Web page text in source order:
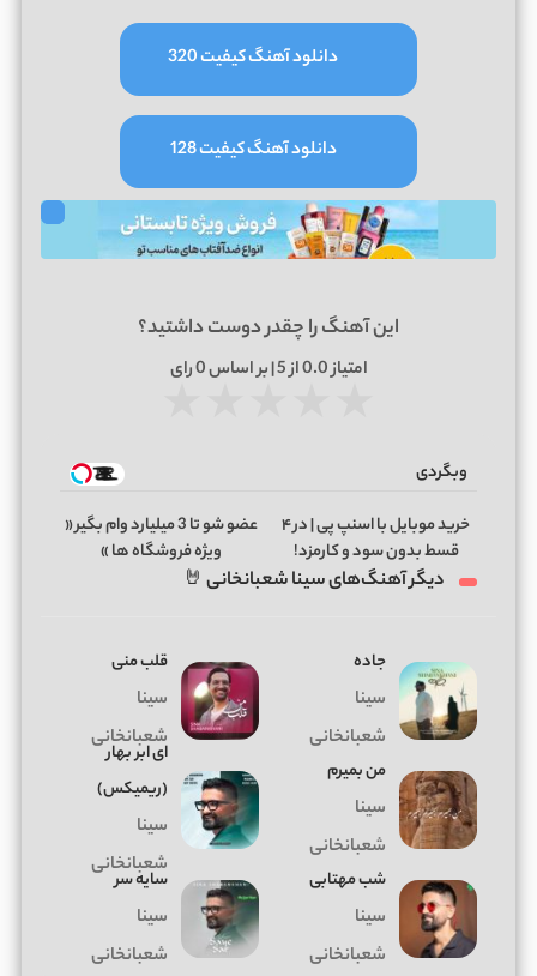
دانلود آهنگ کیفیت 320
دانلود آهنگ کیفیت 128
این آهنگ را چقدر دوست داشتید؟
امتیاز0.0از 5 | بر اساس 0رای
وبگردی
خرید موبایل با اسنپ پی | در ۴
قسط بدون سود و کارمزد!
عضو شو تا 3 میلیارد وام بگیر «
ویژه فروشگاه ها »
دیگر آهنگ‌های سینا شعبانخانی 🤘
جاده
سینا
شعبانخانی
قلب منی
سینا
شعبانخانی
من بمیرم
سینا
شعبانخانی
ای ابر بهار
(ریمیکس)
سینا
شعبانخانی
شب مهتابی
سینا
شعبانخانی
سایه سر
سینا
شعبانخانی